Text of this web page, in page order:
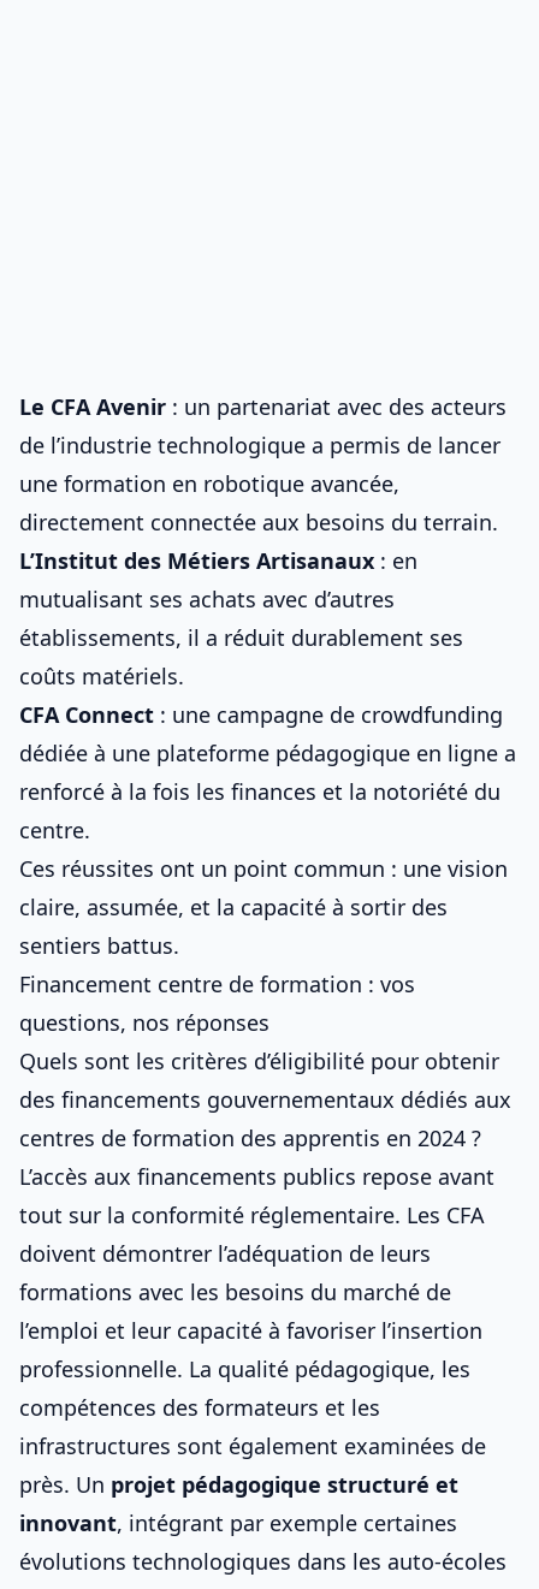
Le CFA Avenir : un partenariat avec des acteurs
de l’industrie technologique a permis de lancer
une formation en robotique avancée,
directement connectée aux besoins du terrain.
L’Institut des Métiers Artisanaux : en
mutualisant ses achats avec d’autres
établissements, il a réduit durablement ses
coûts matériels.
CFA Connect : une campagne de crowdfunding
dédiée à une plateforme pédagogique en ligne a
renforcé à la fois les finances et la notoriété du
centre.
Ces réussites ont un point commun : une vision
claire, assumée, et la capacité à sortir des
sentiers battus.
Financement centre de formation : vos
questions, nos réponses
Quels sont les critères d’éligibilité pour obtenir
des financements gouvernementaux dédiés aux
centres de formation des apprentis en 2024 ?
L’accès aux financements publics repose avant
tout sur la conformité réglementaire. Les CFA
doivent démontrer l’adéquation de leurs
formations avec les besoins du marché de
l’emploi et leur capacité à favoriser l’insertion
professionnelle. La qualité pédagogique, les
compétences des formateurs et les
infrastructures sont également examinées de
près. Un projet pédagogique structuré et
innovant, intégrant par exemple certaines
évolutions technologiques dans les auto-écoles